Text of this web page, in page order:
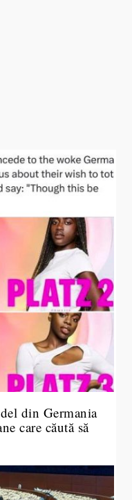
din Germania
care căută să